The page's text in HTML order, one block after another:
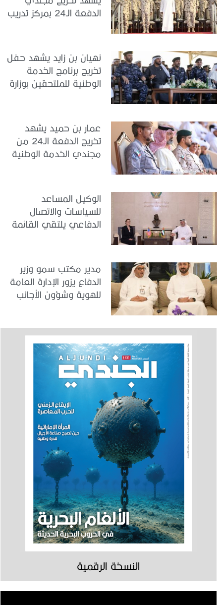
الدفعة الـ24 بمركز تدريب
نهيان بن زايد يشهد حفل
تخريج برنامج الخدمة
الوطنية للملتحقين بوزارة
عمار بن حميد يشهد
تخريج الدفعة الـ24 من
مجندي الخدمة الوطنية
الوكيل المساعد
للسياسات والاتصال
الدفاعي يلتقي القائمة
مدير مكتب سمو وزير
الدفاع يزور الإدارة العامة
للهوية وشؤون الأجانب
النسخة الرقمية